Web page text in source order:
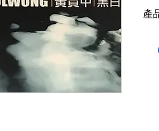
產
有